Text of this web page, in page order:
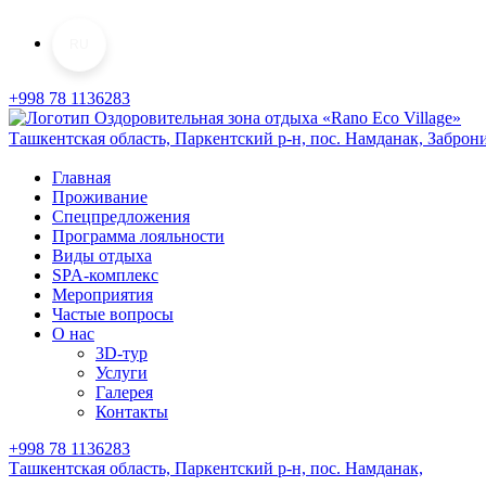
+998 78 1136283
Ташкентская область, Паркентский р-н, пос. Намданак,
Главная
Проживание
Спецпредложения
Программа лояльности
Виды отдыха
SPA-комплекс
Мероприятия
Частые вопросы
О нас
3D-тур
Услуги
Галерея
Контакты
+998 78 1136283
Ташкентская область, Паркентский р-н, пос. Намданак,